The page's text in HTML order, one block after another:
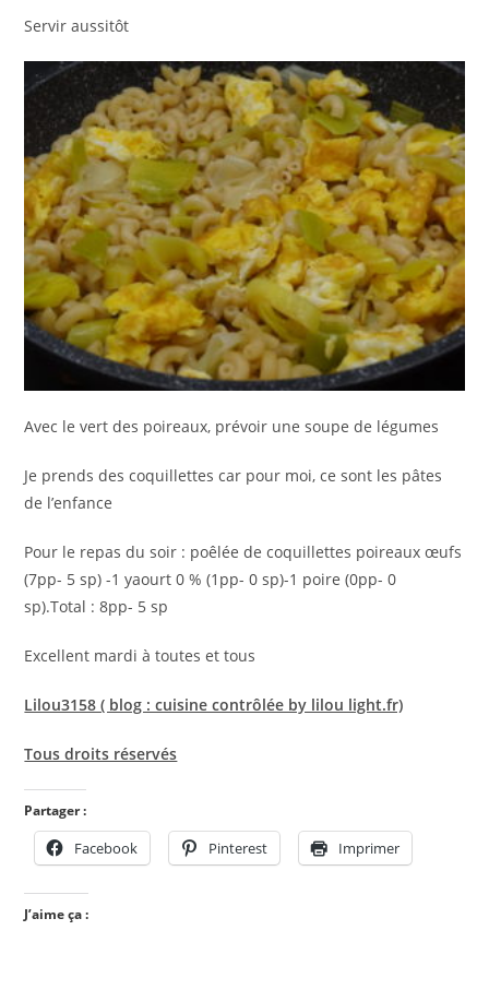
Servir aussitôt
Avec le vert des poireaux, prévoir une soupe de légumes
Je prends des coquillettes car pour moi, ce sont les pâtes
de l’enfance
Pour le repas du soir : poêlée de coquillettes poireaux œufs
(7pp- 5 sp) -1 yaourt 0 % (1pp- 0 sp)-1 poire (0pp- 0
sp).Total : 8pp- 5 sp
Excellent mardi à toutes et tous
Lilou3158 ( blog : cuisine contrôlée by lilou light.fr)
Tous droits réservés
Partager :
Facebook Pinterest Imprimer
J’aime ça :